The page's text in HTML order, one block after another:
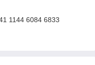
1144 6084 6833